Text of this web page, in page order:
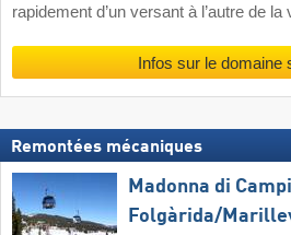
rapidement d’un versant à l’autre de la
Infos sur le domaine
Remontées mécaniques
Madonna di
Folgàrida/​